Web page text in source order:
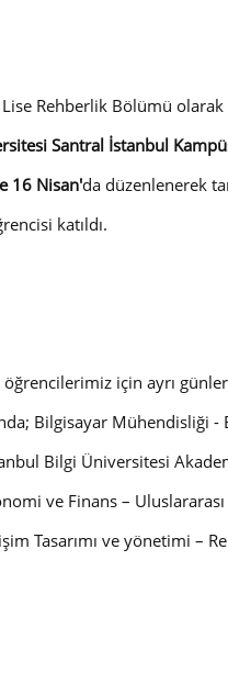
Rehberlik Bölümü olarak
Santral İstanbul
16 Nisan'da düzenlenerek
katıldı.
için ayrı
Bilgisayar
Bilgi Üniversitesi
ve Finans –
Tasarımı ve yönetimi –